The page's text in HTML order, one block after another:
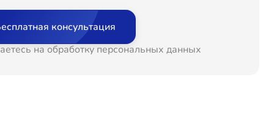
60 минут от 1000₽
консультация
на обработку персональных данных